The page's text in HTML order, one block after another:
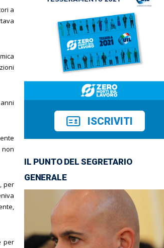
a
per
per
ISCRIVITI
IL PUNTO DEL SEGRETARIO
GENERALE